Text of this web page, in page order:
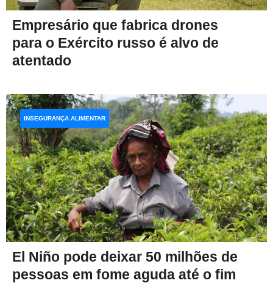
Empresário que fabrica drones
para o Exército russo é alvo de
atentado
El Niño pode deixar 50 milhões de
pessoas em fome aguda até o fim
INSEGURANÇA ALIMENTAR